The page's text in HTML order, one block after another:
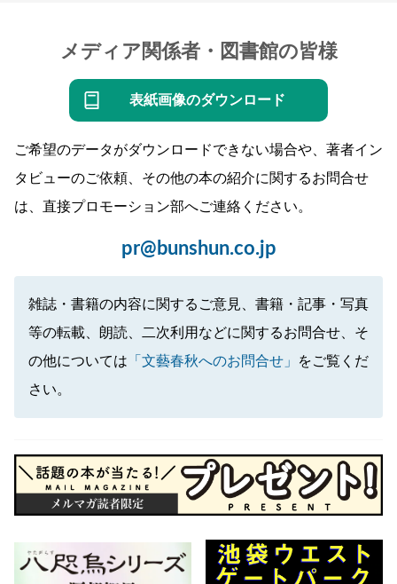
メディア関係者・図書館の皆様
表紙画像のダウンロード
ご希望のデータがダウンロードできない場合や、著者イン
タビューのご依頼、その他の本の紹介に関するお問合せ
は、直接プロモーション部へご連絡ください。
pr@bunshun.co.jp
雑誌・書籍の内容に関するご意見、書籍・記事・写真
等の転載、朗読、二次利用などに関するお問合せ、そ
の他については 「文藝春秋へのお問合せ」
をご覧くだ
さい。